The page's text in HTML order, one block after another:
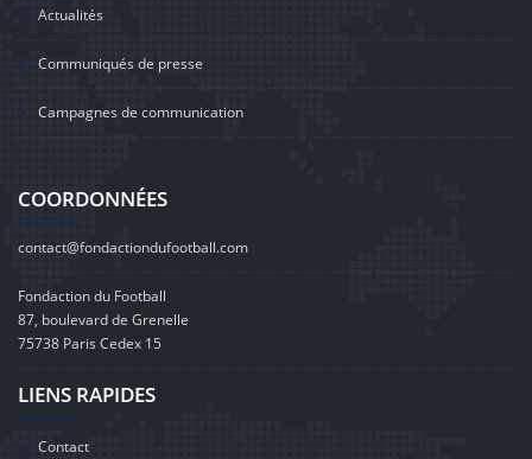
Actualités
Communiqués de presse
Campagnes de communication
COORDONNÉES
contact@fondactiondufootball.com
Fondaction du Football
87, boulevard de Grenelle
75738 Paris Cedex 15
LIENS RAPIDES
Contact